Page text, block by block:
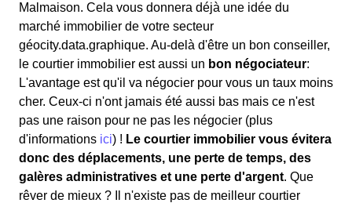
Malmaison. Cela vous donnera déjà une idée du
marché immobilier de votre secteur
géocity.data.graphique. Au-delà d'être un bon conseiller,
le courtier immobilier est aussi un bon négociateur:
L'avantage est qu'il va négocier pour vous un taux moins
cher. Ceux-ci n'ont jamais été aussi bas mais ce n'est
pas une raison pour ne pas les négocier (plus
d'informations ici) ! Le courtier immobilier vous évitera
donc des déplacements, une perte de temps, des
galères administratives et une perte d'argent. Que
rêver de mieux ? Il n'existe pas de meilleur courtier